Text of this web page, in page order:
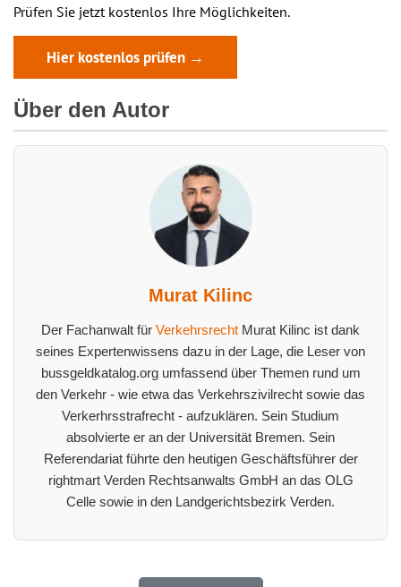
Prüfen Sie jetzt kostenlos Ihre Möglichkeiten.
Hier kostenlos prüfen →
Über den Autor
Murat Kilinc
Der Fachanwalt für Verkehrsrecht Murat Kilinc ist dank
seines Expertenwissens dazu in der Lage, die Leser von
bussgeldkatalog.org umfassend über Themen rund um
den Verkehr - wie etwa das Verkehrszivilrecht sowie das
Verkerhrsstrafrecht - aufzuklären. Sein Studium
absolvierte er an der Universität Bremen. Sein
Referendariat führte den heutigen Geschäftsführer der
rightmart Verden Rechtsanwalts GmbH an das OLG
Celle sowie in den Landgerichtsbezirk Verden.